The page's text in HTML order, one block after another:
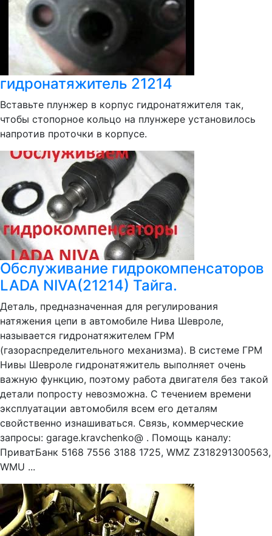
гидронатяжитель 21214
Вставьте плунжер в корпус гидронатяжителя так,
чтобы стопорное кольцо на плунжере установилось
напротив проточки в корпусе.
Обслуживание гидрокомпенсаторов
LADA NIVA(21214) Тайга.
Деталь, предназначенная для регулирования
натяжения цепи в автомобиле Нива Шевроле,
называется гидронатяжителем ГРМ
(газораспределительного механизма). В системе ГРМ
Нивы Шевроле гидронатяжитель выполняет очень
важную функцию, поэтому работа двигателя без такой
детали попросту невозможна. С течением времени
эксплуатации автомобиля всем его деталям
свойственно изнашиваться. Связь, коммерческие
запросы: garage.kravchenko@ . Помощь каналу:
ПриватБанк 5168 7556 3188 1725, WMZ Z318291300563,
WMU ...